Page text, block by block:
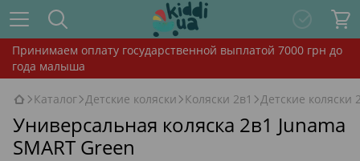
Принимаем оплату государственной выплатой 7000 грн до
года малыша
Каталог Детские коляски Коляски 2в1 Детские коляски
Универсальная коляска 2в1 Junama
SMART Green